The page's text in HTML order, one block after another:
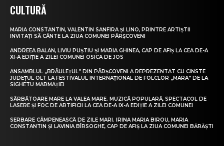
CULTURĂ
MARIA CONSTANTIN, VALENTIN SANFIRA ȘI LINO, PRINTRE ARTIȘTII
INVITAȚI SĂ CÂNTE LA ZIUA COMUNEI PÂRȘCOVENI
ANDREEA BĂLAN, LIVIU PUȘTIU ȘI MARIA GHINEA, CAP DE AFIȘ LA CEA DE-A
XI-A EDIȚIE A ZILEI COMUNEI OSICA DE JOS
ANSAMBLUL „BRÂULEȚUL” DIN PÂRȘCOVENI A REPREZENTAT CU CINSTE
JUDEȚUL OLT LA FESTIVALUL INTERNAȚIONAL DE FOLCLOR „MARA” DE LA
SIGHETU MARMAȚIEI
SĂRBĂTOARE MARE LA VALEA MARE. MUZICĂ POPULARĂ, SPECTACOL DE
LASERE ȘI FOC DE ARTIFICII LA CEA DE-A IX-A EDIȚIE A ZILEI COMUNEI
SERBARE CÂMPENEASCĂ DE ZILE MARI. IRINA MARIA BIROU, MARIA
CONSTANTIN ȘI LAVINIA BÎRSOGHE, CAP DE AFIȘ LA ZIUA COMUNEI BĂRĂȘTI